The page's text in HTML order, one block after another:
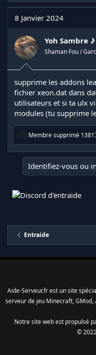
n
8 Janvier 2024
Yoh Sambre ♪
Shaman Fou /
supprime les addons
fichier xeon.dat dans
utilisateurs et si ta ulx
modules (tu supprime
R
a
c
t
i
s
Membre supprimé
Identifiez-vous ou
Entraide
Aide-Serveur.fr est un site
serveur de jeu Minecraft, GMod,
Notre site web est propulsé
©